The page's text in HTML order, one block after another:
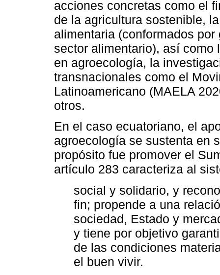
acciones concretas como el
de la agricultura sostenible,
alimentaria (conformados
sector alimentario), así como
en agroecología, la
transnacionales como el
Latinoamericano (MAELA
otros.
En el caso ecuatoriano, el
agroecología se sustenta en
propósito fue promover el
artículo 283 caracteriza al
social y solidario, y
fin; propende a una
sociedad, Estado y
y tiene por objetivo
de las condiciones
el buen vivir.